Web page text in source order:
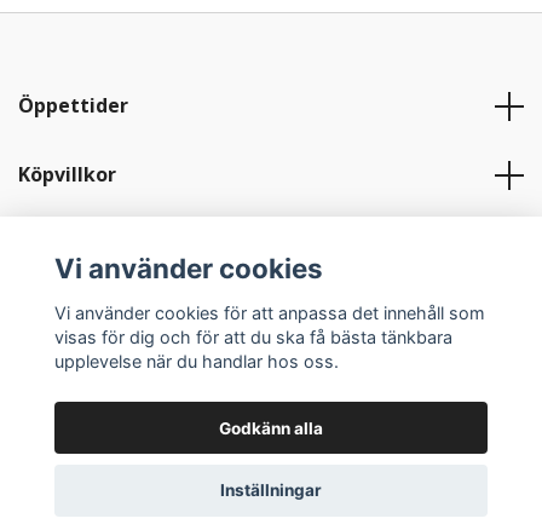
Öppettider
Köpvillkor
Sociala medier
Konsthantverkscentrum- © 2026 Lerkärlet Krukmakeri
Vi använder cookies
Vi använder cookies för att anpassa det innehåll som
visas för dig och för att du ska få bästa tänkbara
upplevelse när du handlar hos oss.
Godkänn alla
Inställningar